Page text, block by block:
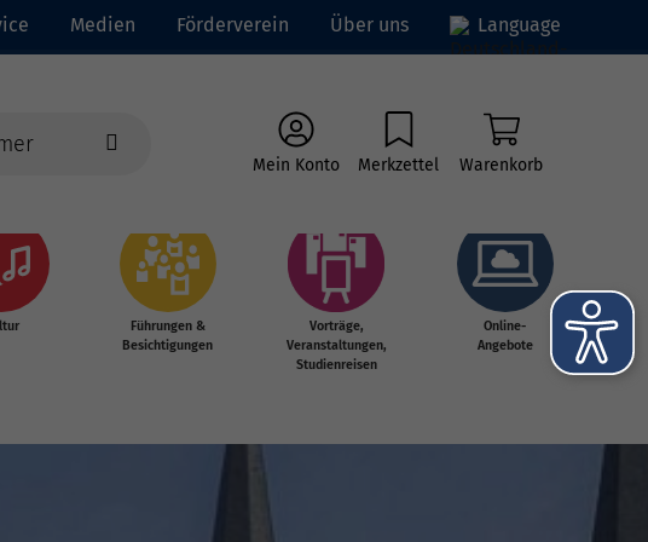
Medien Förderverein Über uns Language
Mein Konto Merkzettel Warenkorb
Führungen &
Besichtigungen
Vorträge,
Veranstaltungen,
Studienreisen
Online-
Angebote